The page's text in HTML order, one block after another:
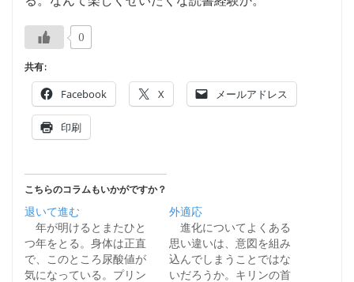
0
共有:
Facebook X メールアドレス
印刷
こちらのコラムもいかがですか？
退いて進む
年が明けるとまたひと
つ年をとる。身体は正直
で、このところ尿酸値が
気になっている。プリン
外適応
進化についてよくある
思い違いは、意図を組み
込んでしまうことではな
いだろうか。キリンの首